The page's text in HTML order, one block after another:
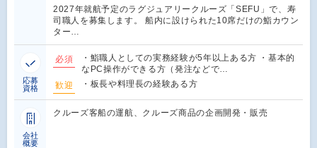
2027年就航予定のラグジュアリークルーズ「SEFU」で、寿
司職人を募集します。 船内に設けられた10席だけの鮨カウン
ター…
応募
資格
必須
・鮨職人としての実務経験が5年以上ある方 ・基本的
なPC操作ができる方（発注などで…
歓迎
・板長や料理長の経験ある方
会社
概要
クルーズ客船の運航、クルーズ商品の企画開発・販売